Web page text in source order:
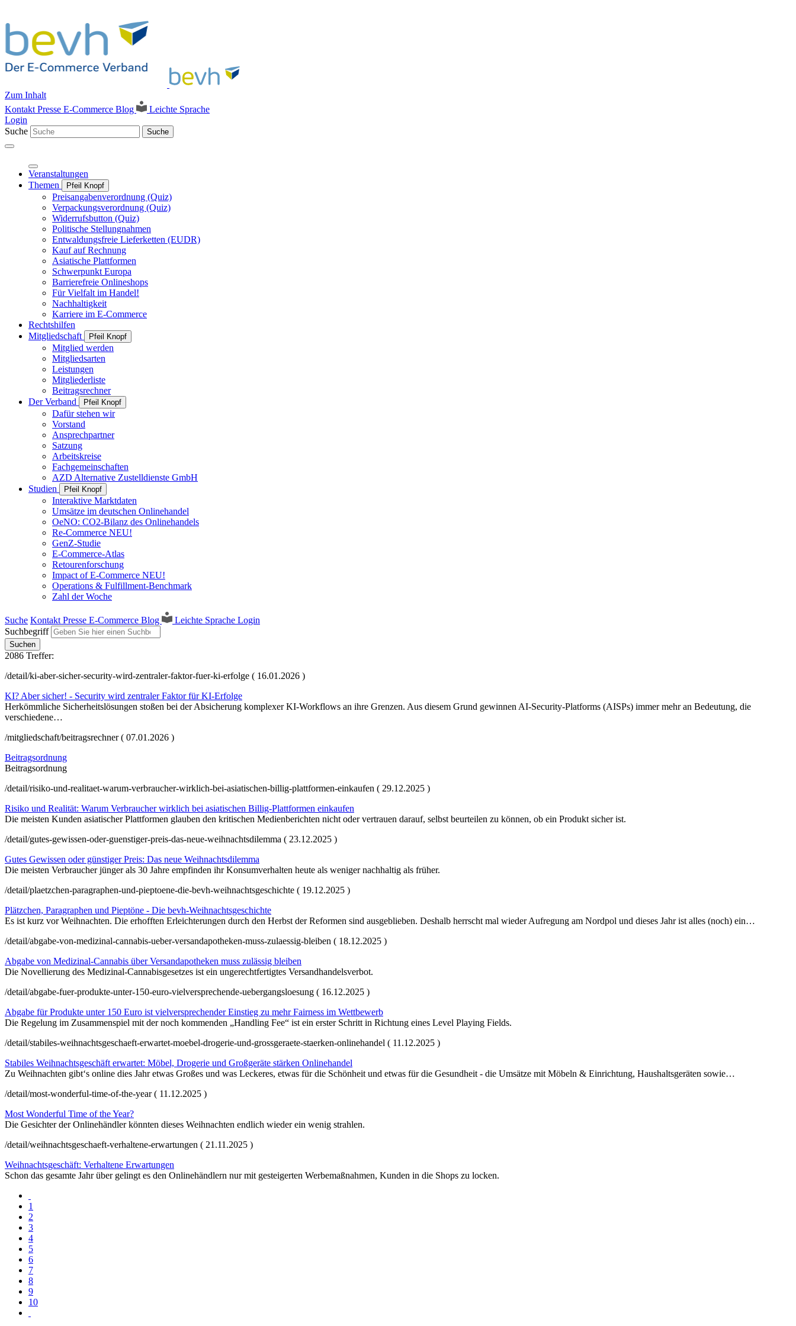
Zum Inhalt
Kontakt Presse E-Commerce Blog
Leichte Sprache
Login
Suche
Suche
Veranstaltungen
Themen
Pfeil Knopf
Preisangabenverordnung (Quiz)
Verpackungsverordnung (Quiz)
Widerrufsbutton (Quiz)
Politische Stellungnahmen
Entwaldungsfreie Lieferketten (EUDR)
Kauf auf Rechnung
Asiatische Plattformen
Schwerpunkt Europa
Barrierefreie Onlineshops
Für Vielfalt im Handel!
Nachhaltigkeit
Karriere im E-Commerce
Rechtshilfen
Mitgliedschaft
Pfeil Knopf
Mitglied werden
Mitgliedsarten
Leistungen
Mitgliederliste
Beitragsrechner
Der Verband
Pfeil Knopf
Dafür stehen wir
Vorstand
Ansprechpartner
Satzung
Arbeitskreise
Fachgemeinschaften
AZD Alternative Zustelldienste GmbH
Studien
Pfeil Knopf
Interaktive Marktdaten
Umsätze im deutschen Onlinehandel
OeNO: CO2-Bilanz des Onlinehandels
Re-Commerce NEU!
GenZ-Studie
E-Commerce-Atlas
Retourenforschung
Impact of E-Commerce NEU!
Operations & Fulfillment-Benchmark
Zahl der Woche
Suche Kontakt Presse E-Commerce Blog Leichte Sprache Login
Suchbegriff
2086 Treffer:
/detail/ki-aber-sicher-security-wird-zentraler-faktor-fuer-ki-erfolge ( 16.01.2026 )
KI? Aber sicher! - Security wird zentraler Faktor für KI-Erfolge
Herkömmliche Sicherheitslösungen stoßen bei der Absicherung komplexer KI-Workflows an ihre Grenzen. Aus diesem Grund gewinnen AI-Security-Platforms (AISPs) immer mehr an Bedeutung, die
verschiedene…
/mitgliedschaft/beitragsrechner ( 07.01.2026 )
Beitragsordnung
Beitragsordnung
/detail/risiko-und-realitaet-warum-verbraucher-wirklich-bei-asiatischen-billig-plattformen-einkaufen ( 29.12.2025 )
Risiko und Realität: Warum Verbraucher wirklich bei asiatischen Billig-Plattformen einkaufen
Die meisten Kunden asiatischer Plattformen glauben den kritischen Medienberichten nicht oder vertrauen darauf, selbst beurteilen zu können, ob ein Produkt sicher ist.
/detail/gutes-gewissen-oder-guenstiger-preis-das-neue-weihnachtsdilemma ( 23.12.2025 )
Gutes Gewissen oder günstiger Preis: Das neue Weihnachtsdilemma
Die meisten Verbraucher jünger als 30 Jahre empfinden ihr Konsumverhalten heute als weniger nachhaltig als früher.
/detail/plaetzchen-paragraphen-und-pieptoene-die-bevh-weihnachtsgeschichte ( 19.12.2025 )
Plätzchen, Paragraphen und Pieptöne - Die bevh-Weihnachtsgeschichte
Es ist kurz vor Weihnachten. Die erhofften Erleichterungen durch den Herbst der Reformen sind ausgeblieben. Deshalb herrscht mal wieder Aufregung am Nordpol und dieses Jahr ist alles (noch) ein…
/detail/abgabe-von-medizinal-cannabis-ueber-versandapotheken-muss-zulaessig-bleiben ( 18.12.2025 )
Abgabe von Medizinal-Cannabis über Versandapotheken muss zulässig bleiben
Die Novellierung des Medizinal-Cannabisgesetzes ist ein ungerechtfertigtes Versandhandelsverbot.
/detail/abgabe-fuer-produkte-unter-150-euro-vielversprechende-uebergangsloesung ( 16.12.2025 )
Abgabe für Produkte unter 150 Euro ist vielversprechender Einstieg zu mehr Fairness im Wettbewerb
Die Regelung im Zusammenspiel mit der noch kommenden „Handling Fee“ ist ein erster Schritt in Richtung eines Level Playing Fields.
/detail/stabiles-weihnachtsgeschaeft-erwartet-moebel-drogerie-und-grossgeraete-staerken-onlinehandel ( 11.12.2025 )
Stabiles Weihnachtsgeschäft erwartet: Möbel, Drogerie und Großgeräte stärken Onlinehandel
Zu Weihnachten gibt‘s online dies Jahr etwas Großes und was Leckeres, etwas für die Schönheit und etwas für die Gesundheit - die Umsätze mit Möbeln & Einrichtung, Haushaltsgeräten sowie…
/detail/most-wonderful-time-of-the-year ( 11.12.2025 )
Most Wonderful Time of the Year?
Die Gesichter der Onlinehändler könnten dieses Weihnachten endlich wieder ein wenig strahlen.
/detail/weihnachtsgeschaeft-verhaltene-erwartungen ( 21.11.2025 )
Weihnachtsgeschäft: Verhaltene Erwartungen
Schon das gesamte Jahr über gelingt es den Onlinehändlern nur mit gesteigerten Werbemaßnahmen, Kunden in die Shops zu locken.
1
2
3
4
5
6
7
8
9
10